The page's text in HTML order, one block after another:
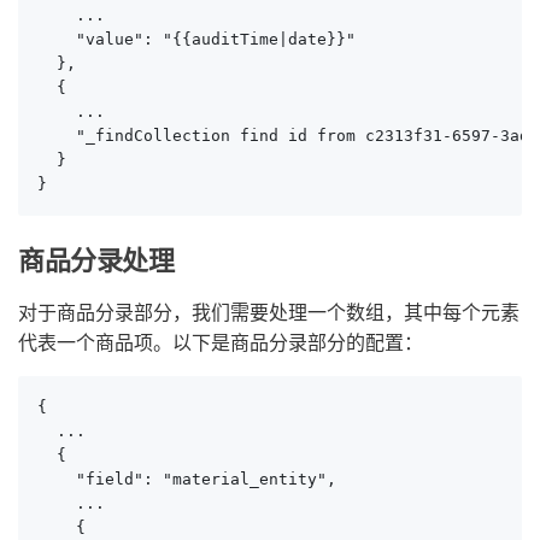
    ...
    "value": "{{auditTime|date}}"
  },
  {
    ...
"_findCollection find id from c2313f31-6597-
  }
}
商品分录处理
对于商品分录部分，我们需要处理一个数组，其中每个元素
代表一个商品项。以下是商品分录部分的配置：
{
  ...
  {
    "field": "material_entity",
    ...
    {